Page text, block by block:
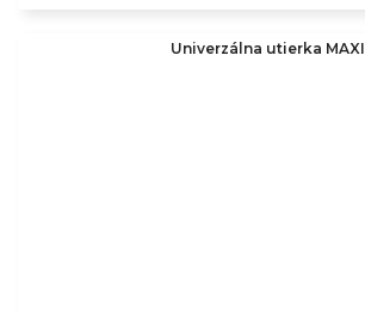
Univerzálna utierka MAXI